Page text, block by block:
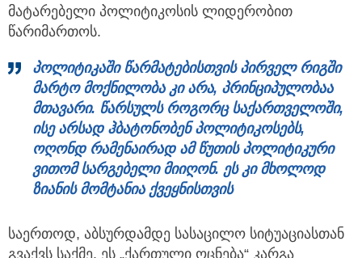
მატარებელი პოლიტიკოსის ლიდერობით
წარიმართოს.
პოლიტიკაში წარმატებისთვის პირველ რიგში
მარტო მოქნილობა კი არა, პრინციპულობაა
მთავარი. წარსულს როგორც საქართველოში,
ისე არსად ჰბატონობენ პოლიტიკოსებს,
ოღონდ რამენაირად ამ წუთის პოლიტიკური
ვითომ სარგებელი მიიღონ. ეს კი მხოლოდ
ზიანის მომტანია ქვეყნისთვის
საერთოდ, აბსურდამდე სასაცილო სიტუაციასთან
გვაქვს საქმე. ეს „ქართული ოცნება“ კარგა